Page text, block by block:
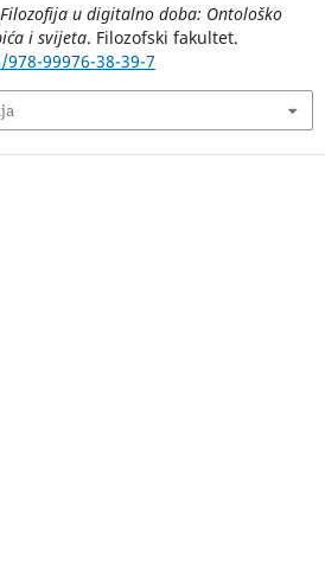
Filozofija u digitalno doba: Ontološko
i svijeta. Filozofski fakultet.
99976-38-39-7